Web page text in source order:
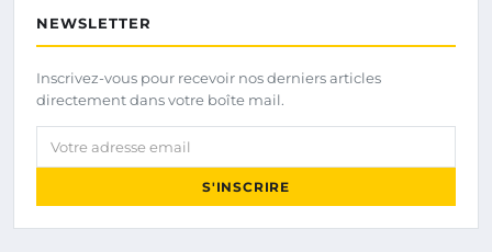
NEWSLETTER
Inscrivez-vous pour recevoir nos derniers articles
directement dans votre boîte mail.
Votre adresse email
S'INSCRIRE